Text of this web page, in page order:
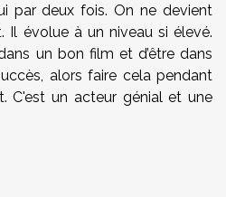
par deux fois. On ne devient
Il évolue à un niveau si élevé.
un bon film et d’être dans
alors faire cela pendant
C'est un acteur génial et une